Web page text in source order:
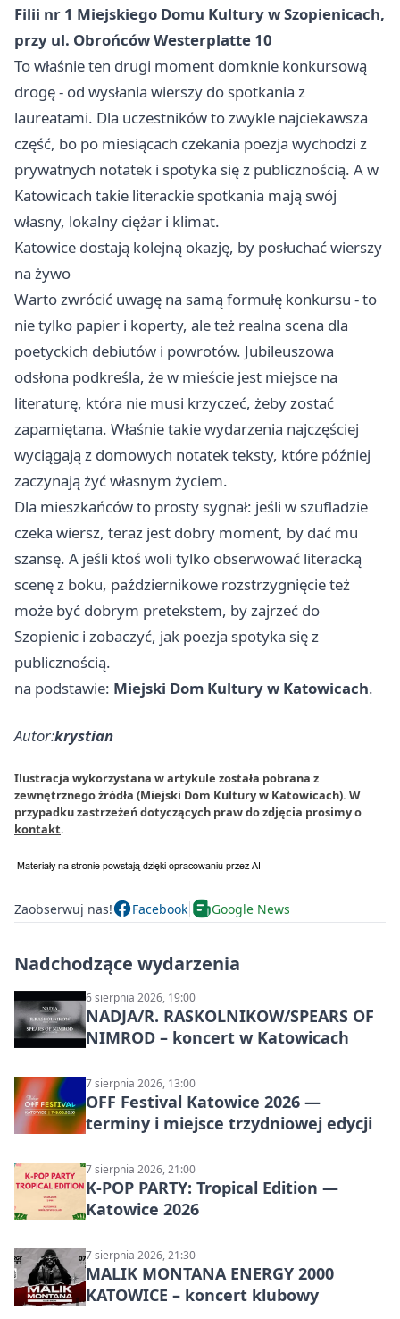
Filii nr 1 Miejskiego Domu Kultury w Szopienicach,
przy ul. Obrońców Westerplatte 10
To właśnie ten drugi moment domknie konkursową
drogę - od wysłania wierszy do spotkania z
laureatami. Dla uczestników to zwykle najciekawsza
część, bo po miesiącach czekania poezja wychodzi z
prywatnych notatek i spotyka się z publicznością. A w
Katowicach takie literackie spotkania mają swój
własny, lokalny ciężar i klimat.
Katowice dostają kolejną okazję, by posłuchać wierszy
na żywo
Warto zwrócić uwagę na samą formułę konkursu - to
nie tylko papier i koperty, ale też realna scena dla
poetyckich debiutów i powrotów. Jubileuszowa
odsłona podkreśla, że w mieście jest miejsce na
literaturę, która nie musi krzyczeć, żeby zostać
zapamiętana. Właśnie takie wydarzenia najczęściej
wyciągają z domowych notatek teksty, które później
zaczynają żyć własnym życiem.
Dla mieszkańców to prosty sygnał: jeśli w szufladzie
czeka wiersz, teraz jest dobry moment, by dać mu
szansę. A jeśli ktoś woli tylko obserwować literacką
scenę z boku, październikowe rozstrzygnięcie też
może być dobrym pretekstem, by zajrzeć do
Szopienic i zobaczyć, jak poezja spotyka się z
publicznością.
na podstawie: Miejski Dom Kultury w Katowicach.
Autor:krystian
Ilustracja wykorzystana w artykule została pobrana z
zewnętrznego źródła (Miejski Dom Kultury w Katowicach). W
przypadku zastrzeżeń dotyczących praw do zdjęcia prosimy o
kontakt.
Zaobserwuj nas! Facebook Google News
Nadchodzące wydarzenia
6 sierpnia 2026, 19:00
NADJA/R. RASKOLNIKOW/SPEARS OF
NIMROD – koncert w Katowicach
7 sierpnia 2026, 13:00
OFF Festival Katowice 2026 —
terminy i miejsce trzydniowej edycji
7 sierpnia 2026, 21:00
K-POP PARTY: Tropical Edition —
Katowice 2026
7 sierpnia 2026, 21:30
MALIK MONTANA ENERGY 2000
KATOWICE – koncert klubowy